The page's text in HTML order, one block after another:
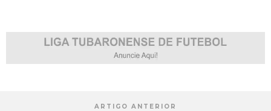
ARTIGO ANTERIOR